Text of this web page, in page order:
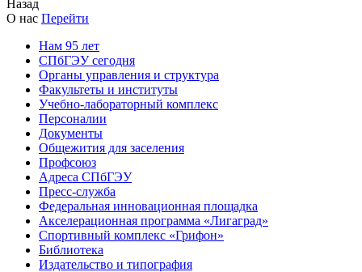
Назад
О нас Перейти
Нам 95 лет
СПбГЭУ сегодня
Органы управления и структура
Факультеты и институты
Учебно-лабораторный комплекс
Персоналии
Документы
Общежития для заселения
Профсоюз
Адреса СПбГЭУ
Пресс-служба
Федеральная инновационная площадка
Акселерационная программа «Лигаград»­­
Спортивный комплекс «Грифон»
Библиотека
Издательство и типография